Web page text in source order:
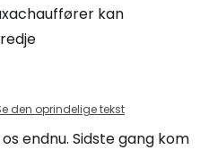
kan
den oprindelige tekst
endnu. Sidste gang kom